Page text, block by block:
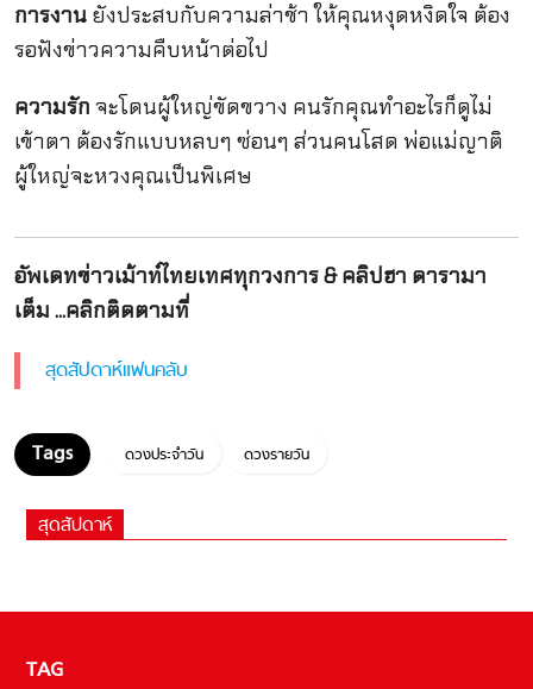
การงานยังประสบกับความล่าช้า ให้คุณหงุดหงิดใจ ต้อง
รอฟังข่าวความคืบหน้าต่อไป
ความรัก จะโดนผู้ใหญ่ขัดขวาง คนรักคุณทำอะไรก็ดูไม่
เข้าตา ต้องรักแบบหลบๆ ซ่อนๆ ส่วนคนโสด พ่อแม่ญาติ
ผู้ใหญ่จะหวงคุณเป็นพิเศษ
อัพเดทข่าวเม้าท์ไทยเทศทุกวงการ & คลิปฮา ดารามา
เต็ม ...คลิกติดตามที่
สุดสัปดาห์แฟนคลับ
ดวงประจำวัน ดวงรายวัน
สุดสัปดาห์
TAG